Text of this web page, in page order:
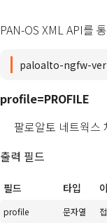
PAN-OS XML API를
paloalto-ngfw-ver
profile=PROFILE
팔로알토 네트웍스
출력 필드
필드 타입
profile 문자열